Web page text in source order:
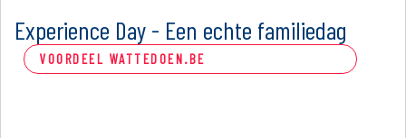
Experience Day - Een echte familiedag
VOORDEEL WATTEDOEN.BE